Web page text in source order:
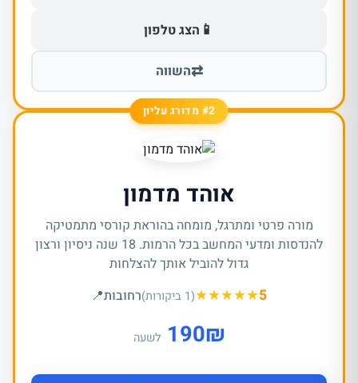
📱 הצג טלפון
⇄השווה
#2 מדורג עליון
אוהד מדמון
מורה פרטי ומתרגל, מומחה בהוראת קורסי מתמטיקה
להנדסות ומדעי המחשב בכל הרמות. 18 שנה ניסיון ורצון
גדול להוביל אותך להצלחות
(1 ביקורות)★★★★★5 רחובות📍
₪
190 לשעה